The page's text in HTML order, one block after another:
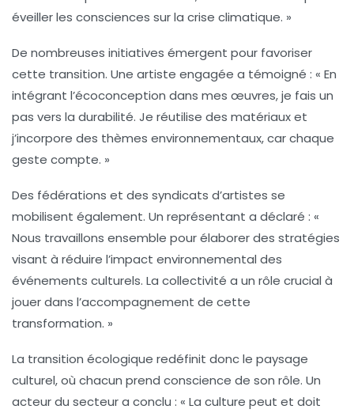
éveiller les consciences sur la crise climatique. »
De nombreuses initiatives émergent pour favoriser
cette transition. Une artiste engagée a témoigné : « En
intégrant l’écoconception dans mes œuvres, je fais un
pas vers la durabilité. Je réutilise des matériaux et
j’incorpore des thèmes environnementaux, car chaque
geste compte. »
Des fédérations et des syndicats d’artistes se
mobilisent également. Un représentant a déclaré : «
Nous travaillons ensemble pour élaborer des stratégies
visant à réduire l’impact environnemental des
événements culturels. La collectivité a un rôle crucial à
jouer dans l’accompagnement de cette
transformation. »
La transition écologique redéfinit donc le paysage
culturel, où chacun prend conscience de son rôle. Un
acteur du secteur a conclu : « La culture peut et doit